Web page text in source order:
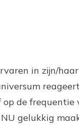
in zijn/
de
gelukkig